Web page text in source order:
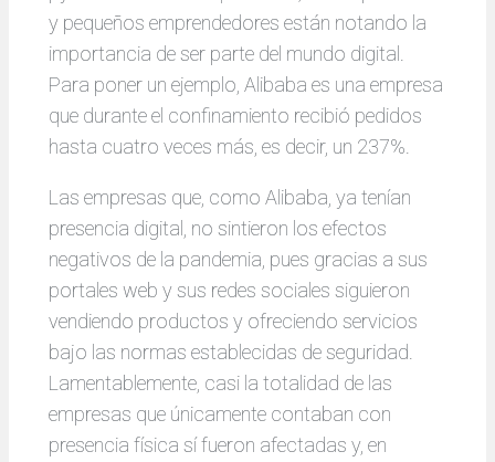
y pequeños emprendedores están notando la
importancia de ser parte del mundo digital.
Para poner un ejemplo, Alibaba es una empresa
que durante el confinamiento recibió pedidos
hasta cuatro veces más, es decir, un 237%.
Las empresas que, como Alibaba, ya tenían
presencia digital, no sintieron los efectos
negativos de la pandemia, pues gracias a sus
portales web y sus redes sociales siguieron
vendiendo productos y ofreciendo servicios
bajo las normas establecidas de seguridad.
Lamentablemente, casi la totalidad de las
empresas que únicamente contaban con
presencia física sí fueron afectadas y, en